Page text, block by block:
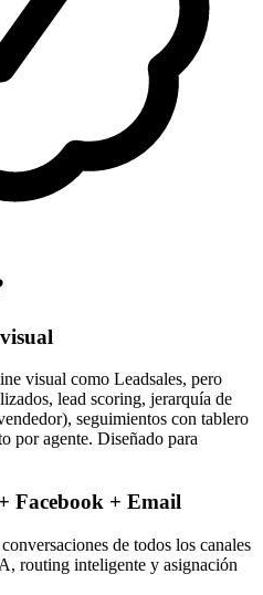
visual como Leadsales, pero
lead scoring, jerarquía de
seguimientos con tablero
por agente. Diseñado para
Facebook + Email
de todos los canales
routing inteligente y asignación